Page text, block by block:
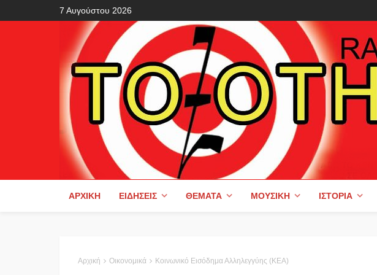
7 Αυγούστου 2026
ΑΡΧΙΚΉ ΕΙΔΉΣΕΙΣ ΘΈΜΑΤΑ ΜΟΥΣΙΚΉ ΙΣΤΟΡΊΑ
Αρχική Οικονομικά Κοινωνικό Εισόδημα Αλληλεγγύης (ΚΕΑ)